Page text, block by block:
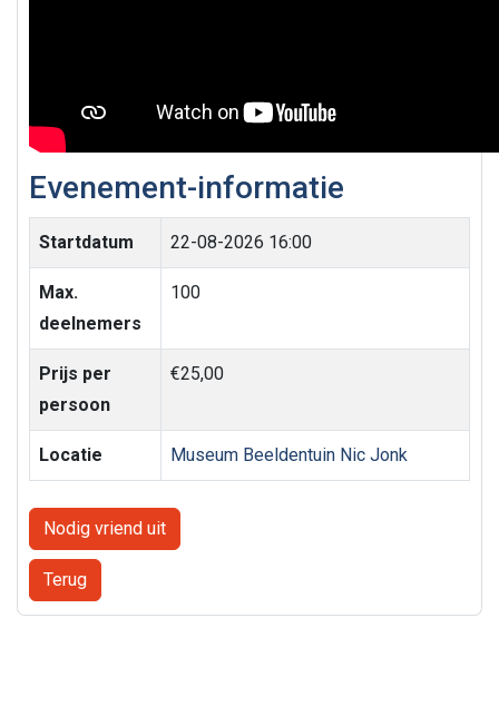
Evenement-informatie
Startdatum 22-08-2026 16:00
Max.
deelnemers
100
Prijs per
persoon
€25,00
Locatie Museum Beeldentuin Nic Jonk
Nodig vriend uit
Terug